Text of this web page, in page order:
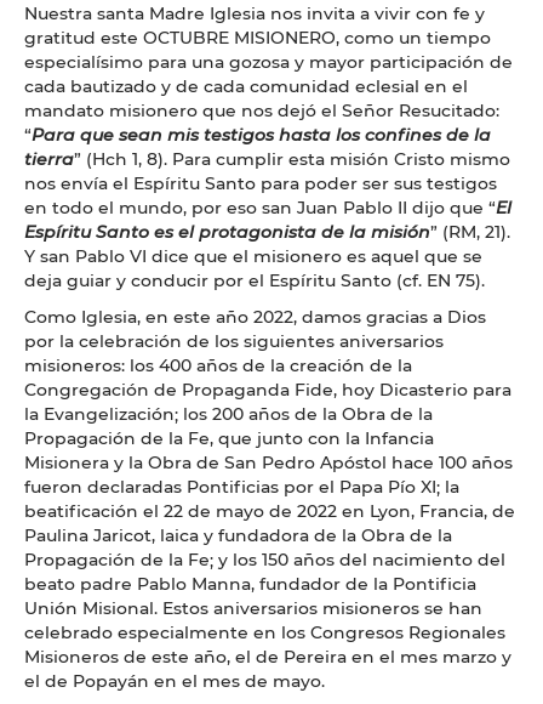
Nuestra santa Madre Iglesia nos invita a vivir con fe y
gratitud este OCTUBRE MISIONERO, como un tiempo
especialísimo para una gozosa y mayor participación de
cada bautizado y de cada comunidad eclesial en el
mandato misionero que nos dejó el Señor Resucitado:
“Para que sean mis testigos hasta los confines de la
tierra” (Hch 1, 8). Para cumplir esta misión Cristo mismo
nos envía el Espíritu Santo para poder ser sus testigos
en todo el mundo, por eso san Juan Pablo II dijo que “El
Espíritu Santo es el protagonista de la misión” (RM, 21).
Y san Pablo VI dice que el misionero es aquel que se
deja guiar y conducir por el Espíritu Santo (cf. EN 75).
Como Iglesia, en este año 2022, damos gracias a Dios
por la celebración de los siguientes aniversarios
misioneros: los 400 años de la creación de la
Congregación de Propaganda Fide, hoy Dicasterio para
la Evangelización; los 200 años de la Obra de la
Propagación de la Fe, que junto con la Infancia
Misionera y la Obra de San Pedro Apóstol hace 100 años
fueron declaradas Pontificias por el Papa Pío XI; la
beatificación el 22 de mayo de 2022 en Lyon, Francia, de
Paulina Jaricot, laica y fundadora de la Obra de la
Propagación de la Fe; y los 150 años del nacimiento del
beato padre Pablo Manna, fundador de la Pontificia
Unión Misional. Estos aniversarios misioneros se han
celebrado especialmente en los Congresos Regionales
Misioneros de este año, el de Pereira en el mes marzo y
el de Popayán en el mes de mayo.